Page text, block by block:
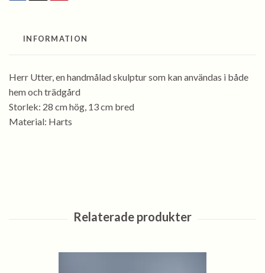
INFORMATION
Herr Utter, en handmålad skulptur som kan användas i både
hem och trädgård
Storlek: 28 cm hög, 13 cm bred
Material: Harts